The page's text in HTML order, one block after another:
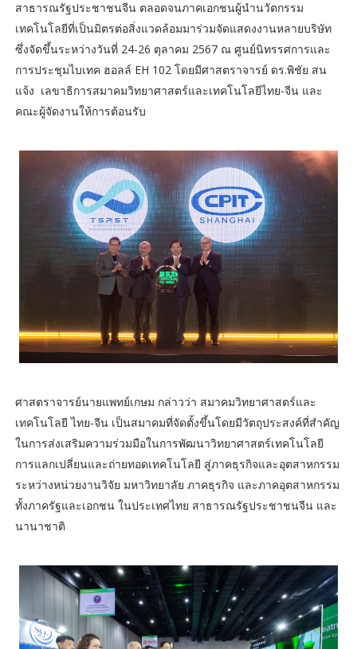
สาธารณรัฐประชาชนจีน ตลอดจนภาคเอกชนผู้นำนวัตกรรม
เทคโนโลยีที่เป็นมิตรต่อสิ่งแวดล้อมมาร่วมจัดแสดงงานหลายบริษัท
ซึ่งจัดขึ้นระหว่างวันที่ 24-26 ตุลาคม 2567 ณ ศูนย์นิทรรศการและ
การประชุมไบเทค ฮอลล์ EH 102 โดยมีศาสตราจารย์ ดร.พิชัย สน
แจ้ง เลขาธิการสมาคมวิทยาศาสตร์และเทคโนโลยีไทย-จีน และ
คณะผู้จัดงานให้การต้อนรับ
ศาสตราจารย์นายแพทย์เกษม กล่าวว่า สมาคมวิทยาศาสตร์และ
เทคโนโลยี ไทย-จีน เป็นสมาคมที่จัดตั้งขึ้นโดยมีวัตถุประสงค์ที่สำคัญ
ในการส่งเสริมความร่วมมือในการพัฒนาวิทยาศาสตร์เทคโนโลยี
การแลกเปลี่ยนและถ่ายทอดเทคโนโลยี สู่ภาคธุรกิจและอุตสาหกรรม
ระหว่างหน่วยงานวิจัย มหาวิทยาลัย ภาคธุรกิจ และภาคอุตสาหกรรม
ทั้งภาครัฐและเอกชน ในประเทศไทย สาธารณรัฐประชาชนจีน และ
นานาชาติ